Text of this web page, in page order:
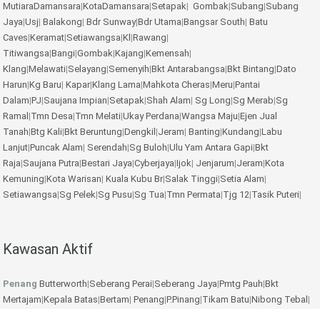
MutiaraDamansara|KotaDamansara|Setapak| Gombak|Subang|Subang
Jaya|Usj| Balakong| Bdr Sunway|Bdr Utama|Bangsar South| Batu
Caves|Keramat|Setiawangsa|Kl |Rawang|
Titiwangsa|Bangi|Gombak|Kajang|Kemensah|
Klang|Melawati|Selayang|Semenyih|Bkt Antarabangsa|Bkt Bintang|Dato
Harun|Kg Baru| Kapar|Klang Lama|Mahkota Cheras|Meru|Pantai
Dalam|PJ|Saujana Impian|Setapak|Shah Alam| Sg Long|Sg Merab|Sg
Ramal |Tmn Desa|Tmn Melati|Ukay Perdana|Wangsa Maju|Ejen Jual
Tanah|Btg Kali|Bkt Beruntung|Dengkil |Jeram| Banting|Kundang|Labu
Lanjut|Puncak Alam| Serendah|Sg Buloh|Ulu Yam Antara Gapi|Bkt
Raja|Saujana Putra|Bestari Jaya|Cyberjaya|Ijok| Jenjarum|Jeram|Kota
Kemuning|Kota Warisan| Kuala Kubu Br|Salak Tinggi|Setia Alam|
Setiawangsa|Sg Pelek|Sg Pusu|Sg Tua|Tmn Permata|Tjg 12|Tasik Puteri|
Kawasan Aktif
Penang Butterworth|Seberang Perai|Seberang Jaya|Pmtg Pauh|Bkt
Mertajam|Kepala Batas|Bertam| Penang|P.Pinang|Tikam Batu|Nibong Tebal |